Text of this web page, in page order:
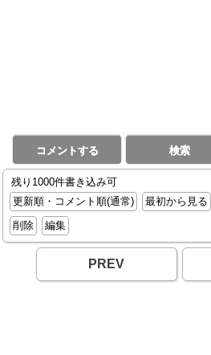
コメントする 検索
残り1000件書き込み可
更新順・コメント順(通常)
最初から見る
削除
編集
PREV